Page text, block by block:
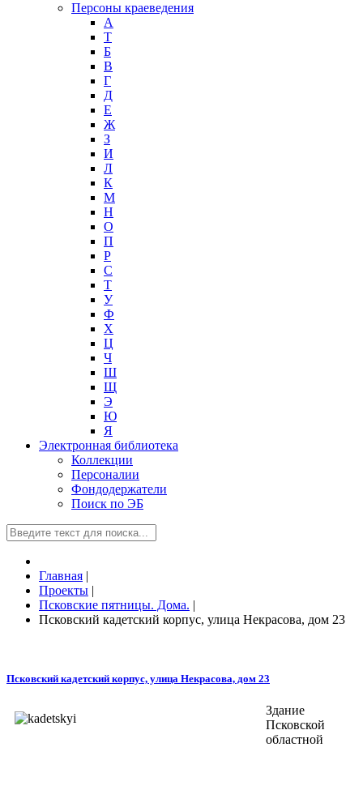
Персоны краеведения
А
T
Б
В
Г
Д
Е
Ж
З
И
Л
К
М
Н
О
П
Р
С
Т
У
Ф
Х
Ц
Ч
Ш
Щ
Э
Ю
Я
Электронная библиотека
Коллекции
Персоналии
Фондодержатели
Поиск по ЭБ
Главная |
Проекты |
Псковские пятницы. Дома. |
Псковский кадетский корпус, улица Некрасова, дом 23
Псковский кадетский корпус, улица Некрасова, дом 23
Здание
Псковской
областной